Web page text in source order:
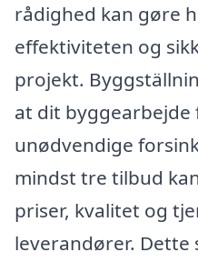
rådighed kan gøre
effektiviteten og
projekt.
at dit
unødvendige
mindst tre tilbud
priser, kvalitet og
leverandører. Dette